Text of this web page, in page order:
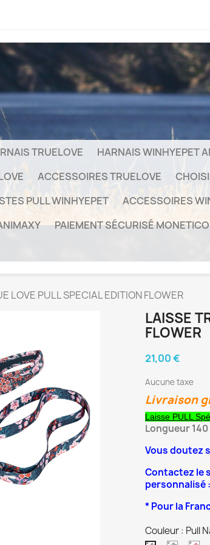
TRUELOVE HARNAIS WINHYEPET
ACCESSOIRES TRUELOVE
PULL WINHYEPET
ACCESSOIRES
PAIEMENT SÉCURISÉ MONETICO
LOVE PULL SPECIAL EDITION FLOWER
LAISSE
FLOWER
21,00 €
Aucune taxe
Livraison
Laisse PULL
Longueur
Vous doutez
Contactez le
personnalisé
* Pour la
Couleur : Pull